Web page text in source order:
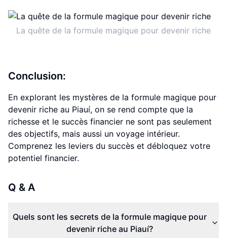
La quête de la formule magique pour devenir riche
Conclusion:
En explorant les mystères de la formule magique pour
devenir riche au Piauí, on se rend compte que la
richesse et le succès financier ne sont pas seulement
des objectifs, mais aussi un voyage intérieur.
Comprenez les leviers du succès et débloquez votre
potentiel financier.
Q & A
Quels sont les secrets de la formule magique pour
devenir riche au Piauí?